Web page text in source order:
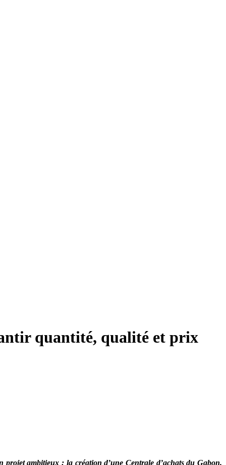
quantité, qualité et prix
ambitieux : la création d’une Centrale d’achats du Gabon.